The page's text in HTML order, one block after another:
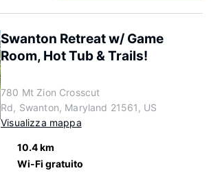
Swanton Retreat w/ Game
Room, Hot Tub & Trails!
780 Mt Zion Crosscut
Rd, Swanton, Maryland 21561, US
Visualizza mappa
10.4 km
Wi-Fi gratuito